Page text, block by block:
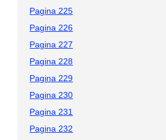
Pagina 225
Pagina 226
Pagina 227
Pagina 228
Pagina 229
Pagina 230
Pagina 231
Pagina 232